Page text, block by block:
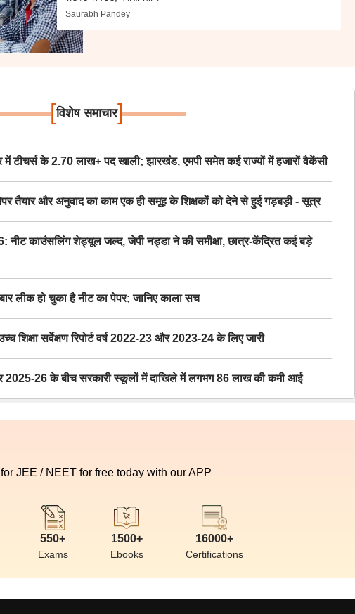
Saurabh Pandey
[विशेष समाचार]
के 2.70 लाख+ पद खाली; झारखंड, एमपी समेत कई राज्यों में हजारों वैकेंसी
तैयार और अनुवाद का काम एक ही समूह के शिक्षकों को देने से हुई गड़बड़ी - सूत्र
काउंसलिंग शेड्यूल जल्द, जेपी नड्डा ने की समीक्षा, छात्र-केंद्रित कई बड़े
लीक हो चुका है नीट का पेपर; जानिए काला सच
सर्वेक्षण रिपोर्ट वर्ष 2022-23 और 2023-24 के लिए जारी
26 के बीच सरकारी स्कूलों में दाखिले में लगभग 86 लाख की कमी आई
JEE / NEET for free today with our APP
550+
Exams
1500+
Ebooks
16000+
Certifications